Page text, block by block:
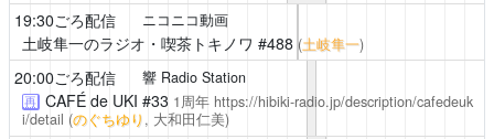
19:30ごろ配信 ニコニコ動画
土岐隼一のラジオ・喫茶トキノワ #488 (土岐隼一)
20:00ごろ配信 響 Radio Station
再 CAFÉ de UKI #33 1周年 https://hibiki-radio.jp/description/cafedeuk
i/detail (のぐちゆり , 大和田仁美)